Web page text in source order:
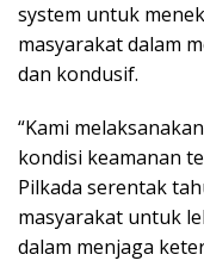
system untuk
masyarakat dalam
dan kondusif.
“Kami
kondisi keamanan
Pilkada serentak
masyarakat untuk
dalam menjaga